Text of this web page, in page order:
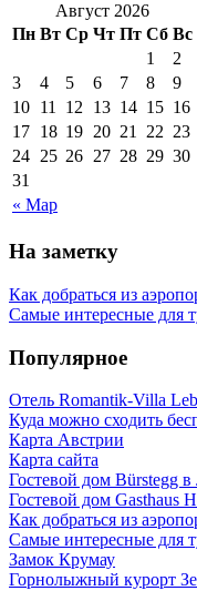
Август 2026
Пн Вт Ср Чт Пт Сб Вс
« Мар
1
2
3
4 5 6 7 8
9
10 11 12 13 14 15 16
17 18 19 20 21 22 23
24 25 26 27 28 29 30
31
На заметку
Как добраться из
Самые интересные для
Популярное
Отель Romantik-Villa
Куда можно сходить
Карта Австрии
Карта сайта
Гостевой дом Bürstegg в
Гостевой дом Gasthaus
Как добраться из
Самые интересные для
Замок Крумау
Горнолыжный курорт